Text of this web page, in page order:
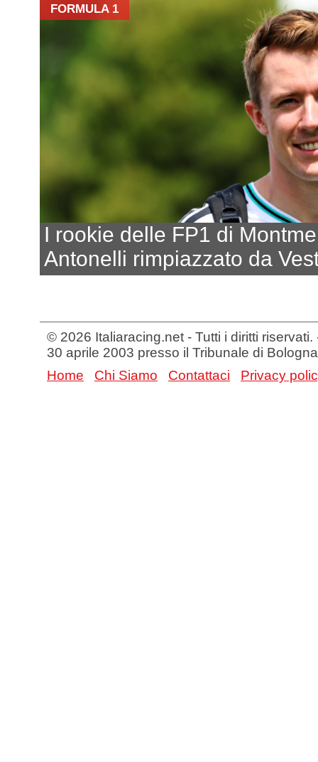
FORMULA 1
I rookie delle FP1 di
Antonelli rimpiazzato da
© 2026 Italiaracing.net - Tutti i diritti
30 aprile 2003 presso il Tribunale di Bologna
Home
Chi Siamo Contattaci Privacy